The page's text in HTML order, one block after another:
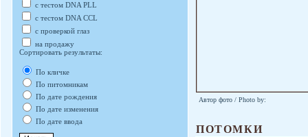
с тестом DNA PLL
с тестом DNA CCL
с проверкой глаз
на продажу
Сортировать результаты:
По кличке
По питомникам
По дате рождения
По дате изменения
По дате ввода
Автор фото / Photo by:
ПОТОМКИ